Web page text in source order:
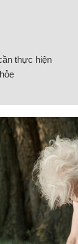
thực hiện